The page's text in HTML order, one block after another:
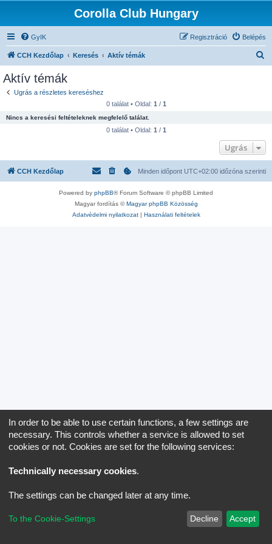
Corolla Club Hungary
GyIK Belépés
Regisztráció
CCH Kezdőlap Keresés Aktív témák
s
Aktív témák
Ugrás a részletes kereséshez
0 találat • Oldal: 1 / 1
Nincs a keresési feltételeknek megfelelő találat.
0 találat • Oldal: 1 / 1
Ugrás
CCH Kezdőlap Minden időpont UTC+02:00 időzóna szerinti
Powered by phpBB® Forum Software © phpBB Limited
Magyar fordítás ©Magyar phpBB Közösség
Adatvédelmi nyilatkozat| Használati feltételek
In order to be able to use certain functions, a few settings are
necessary. This controls whether a service is allowed to set
cookies or not. Cookies are set for the following services:
Technically necessary cookies.
The settings can be changed later at any time.
To the Cookie-Settings Decline Accept